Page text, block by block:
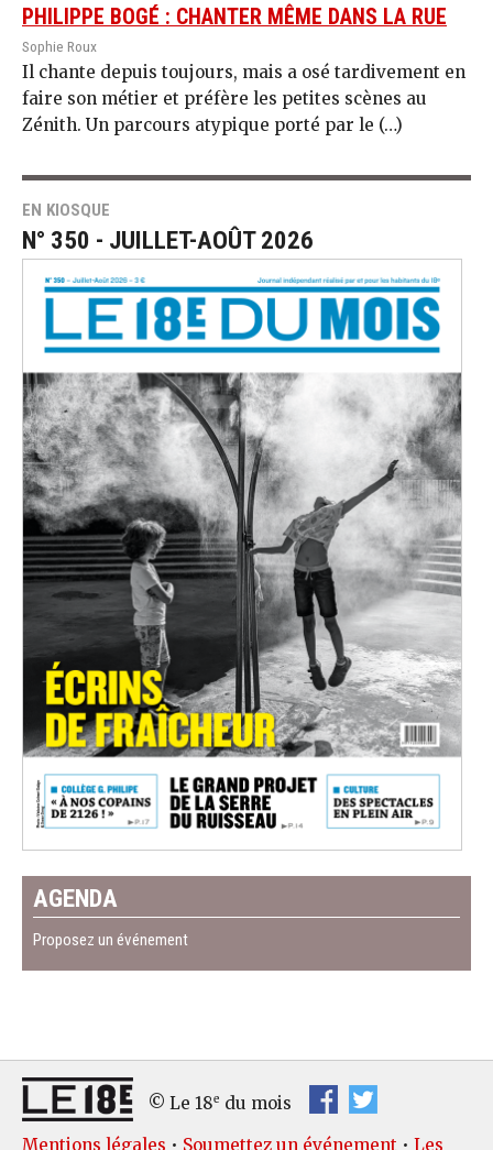
PHILIPPE BOGÉ : CHANTER MÊME DANS LA RUE
Sophie Roux
Il chante depuis toujours, mais a osé tardivement en
faire son métier et préfère les petites scènes au
Zénith. Un parcours atypique porté par le (…)
EN KIOSQUE
N° 350 - JUILLET-AOÛT 2026
AGENDA
Proposez un événement
© Le 18e du mois
Mentions légales • Soumettez un événement • Les